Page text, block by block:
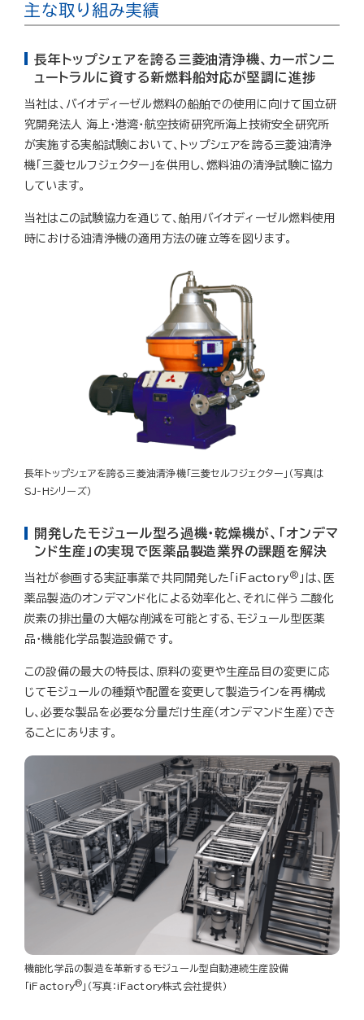
主な取り組み実績
長年トップシェアを誇る三菱油清浄機「三菱セルフジェクター」（写真は
SJ-Hシリーズ）
長年トップシェアを誇る三菱油清浄機、カーボンニ
ュートラルに資する新燃料船対応が堅調に進捗
当社は、バイオディーゼル燃料の船舶での使用に向けて国立研
究開発法人 海上・港湾・航空技術研究所海上技術安全研究所
が実施する実船試験において、トップシェアを誇る三菱油清浄
機「三菱セルフジェクター」を供用し、燃料油の清浄試験に協力
しています。
当社はこの試験協力を通じて、舶用バイオディーゼル燃料使用
時における油清浄機の適用方法の確立等を図ります。
機能化学品の製造を革新するモジュール型自動連続生産設備
「iFactory® 」（写真：iFactory株式会社提供）
開発したモジュール型ろ過機・乾燥機が、「オンデマ
ンド生産」の実現で医薬品製造業界の課題を解決
当社が参画する実証事業で共同開発した「iFactory® 」は、医
薬品製造のオンデマンド化による効率化と、それに伴う二酸化
炭素の排出量の大幅な削減を可能とする、モジュール型医薬
品・機能化学品製造設備です。
この設備の最大の特長は、原料の変更や生産品目の変更に応
じてモジュールの種類や配置を変更して製造ラインを再構成
し、必要な製品を必要な分量だけ生産（オンデマンド生産）でき
ることにあります。